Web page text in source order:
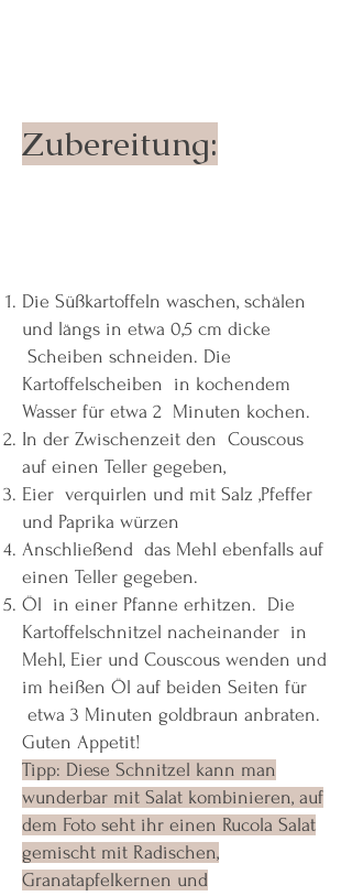
Zubereitung:
Die Süßkartoffeln waschen, schälen
und längs in etwa 0,5 cm dicke
Scheiben schneiden. Die
Kartoffelscheiben in kochendem
Wasser für etwa 2 Minuten kochen.
In der Zwischenzeit den Couscous
auf einen Teller gegeben,
Eier verquirlen und mit Salz ,Pfeffer
und Paprika würzen
Anschließend das Mehl ebenfalls auf
einen Teller gegeben.
Öl in einer Pfanne erhitzen. Die
Kartoffelschnitzel nacheinander in
Mehl, Eier und Couscous wenden und
im heißen Öl auf beiden Seiten für
etwa 3 Minuten goldbraun anbraten.
Guten Appetit!
Tipp: Diese Schnitzel kann man
wunderbar mit Salat kombinieren, auf
dem Foto seht ihr einen Rucola Salat
gemischt mit Radischen,
Granatapfelkernen und